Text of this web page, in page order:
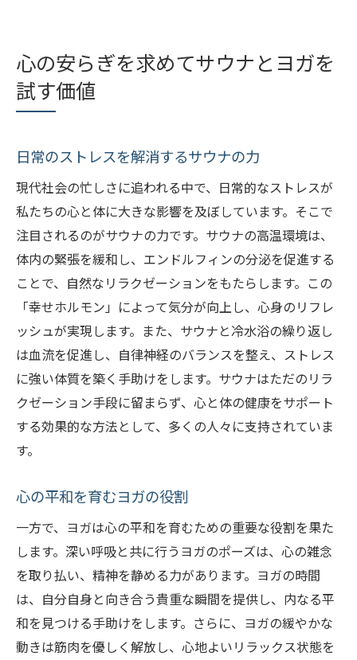
心の安らぎを求めてサウナとヨガを
試す価値
日常のストレスを解消するサウナの力
現代社会の忙しさに追われる中で、日常的なストレスが
私たちの心と体に大きな影響を及ぼしています。そこで
注目されるのがサウナの力です。サウナの高温環境は、
体内の緊張を緩和し、エンドルフィンの分泌を促進する
ことで、自然なリラクゼーションをもたらします。この
「幸せホルモン」によって気分が向上し、心身のリフレ
ッシュが実現します。また、サウナと冷水浴の繰り返し
は血流を促進し、自律神経のバランスを整え、ストレス
に強い体質を築く手助けをします。サウナはただのリラ
クゼーション手段に留まらず、心と体の健康をサポート
する効果的な方法として、多くの人々に支持されていま
す。
心の平和を育むヨガの役割
一方で、ヨガは心の平和を育むための重要な役割を果た
します。深い呼吸と共に行うヨガのポーズは、心の雑念
を取り払い、精神を静める力があります。ヨガの時間
は、自分自身と向き合う貴重な瞬間を提供し、内なる平
和を見つける手助けをします。さらに、ヨガの緩やかな
動きは筋肉を優しく解放し、心地よいリラックス状態を